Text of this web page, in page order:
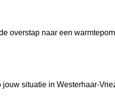
overstap naar een
situatie in Westerhaar-